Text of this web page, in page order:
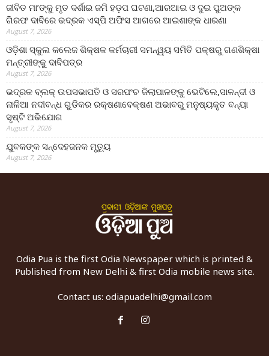
ଜୀବିତ ମା’ଙ୍କୁ ମୃତ ଦର୍ଶାଇ ଜମି ହଡ଼ପ ଘଟଣା,ଆରଆଇ ଓ ଦୁଇ ପୁଅଙ୍କ
ଗିରଫ ଦାବିରେ ଭଦ୍ରକ ଏସ୍‌ପି ଅଫିସ ଆଗରେ ଆଇଶାଙ୍କ ଧାରଣା
August 7, 2026
ଓଡ଼ିଶା ସ୍କୁଲ କଲେଜ ଶିକ୍ଷକ କର୍ମଚାରୀ ସମନ୍ୱୟ ସମିତି ପକ୍ଷରୁ ଗଣଶିକ୍ଷା
ମନ୍ତ୍ରୀଙ୍କୁ ଦାବିପତ୍ର
August 7, 2026
ଭଦ୍ରକ ବ୍ଲକ୍ ଉପସଭାପତି ଓ ସରପଂଚ ଜିଲାପାଳଙ୍କୁ ଭେଟିଲେ,ସାଳନ୍ଦୀ ଓ
ନାଳିଆ ନଦୀବନ୍ଧ ଗୁଡିକର ରକ୍ଷଣାବେକ୍ଷଣ ଅଭାବରୁ ମନୁଷ୍ୟକୃତ ବନ୍ୟା
ସୃଷ୍ଟି ଅଭିଯୋଗ
August 7, 2026
ଯୁବକଙ୍କ ସନ୍ଦେହଜନକ ମୃତ୍ୟୁ
August 7, 2026
Odia Pua is the first Odia Newspaper which is printed &
Published from New Delhi & first Odia mobile news site.
Contact us: odiapuadelhi@gmail.com